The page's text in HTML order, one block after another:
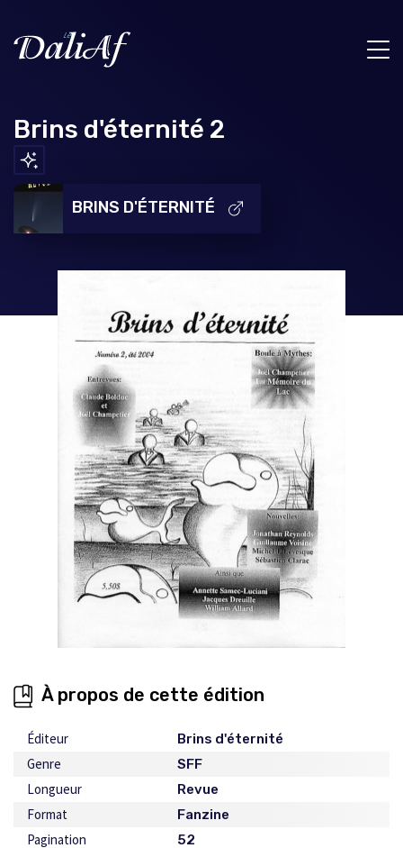
Brins d'éternité 2
BRINS D'ÉTERNITÉ
À propos de cette édition
Éditeur Brins d'éternité
Genre SFF
Longueur Revue
Format Fanzine
Pagination 52